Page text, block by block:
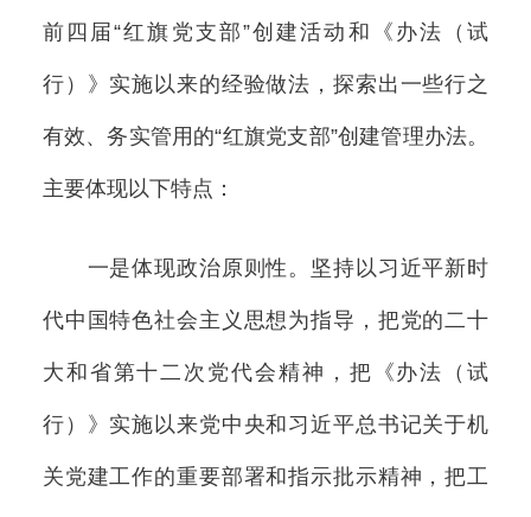
前四届“红旗党支部”创建活动和《办法（试
行）》实施以来的经验做法，探索出一些行之
有效、务实管用的“红旗党支部”创建管理办法。
主要体现以下特点：
一是体现政治原则性。坚持以习近平新时
代中国特色社会主义思想为指导，把党的二十
大和省第十二次党代会精神，把《办法（试
行）》实施以来党中央和习近平总书记关于机
关党建工作的重要部署和指示批示精神，把工